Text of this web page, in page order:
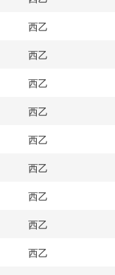
西乙
西乙
西乙
西乙
西乙
西乙
西乙
西乙
西乙